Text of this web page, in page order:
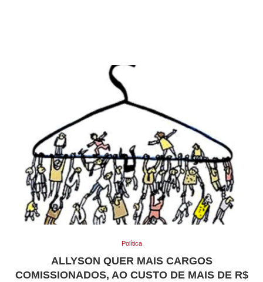
Política
ALLYSON QUER MAIS CARGOS
COMISSIONADOS, AO CUSTO DE MAIS DE R$